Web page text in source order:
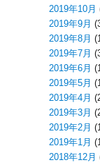
2019年10月
2019年9月
2019年8月
2019年7月
2019年6月
2019年5月
2019年4月
2019年3月
2019年2月
2019年1月
2018年12月